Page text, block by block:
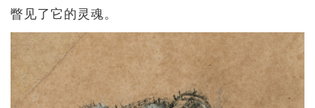
瞥见了它的灵魂。